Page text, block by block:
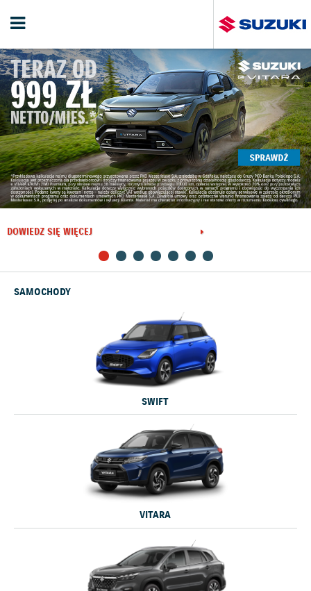
DOWIEDZ SIĘ WIĘCEJ
SAMOCHODY
SWIFT
VITARA